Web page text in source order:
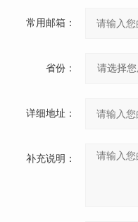
常用邮箱：
省份：
详细地址：
补充说明：